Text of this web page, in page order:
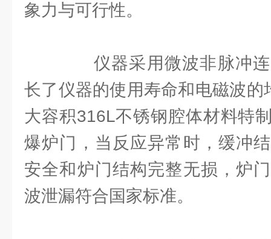
象力与可行性。
仪器采用微波非脉冲连
长了仪器的使用寿命和电磁波
大容积316L不锈钢腔体材料特
爆炉门，当反应异常时，缓冲
安全和炉门结构完整无损，炉
波泄漏符合国家标准。